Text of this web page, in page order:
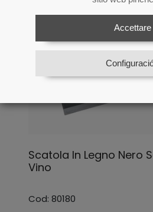
Accettare
Scatola In Legno Nero
Vino
Cod: 80180